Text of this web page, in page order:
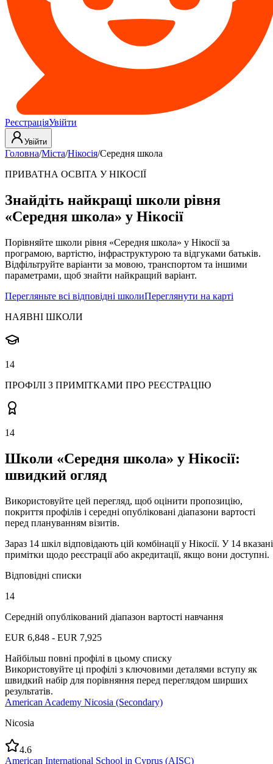
РеєстраціяУвійти
Увійти
Головна/Міста/Нікосія/Середня школа
ПРИВАТНА ОСВІТА У НІКОСІЇ
Знайдіть найкращі школи рівня
«Середня школа» у Нікосії
Порівняйте школи рівня «Середня школа» у Нікосії за
програмою, вартістю, інфраструктурою та відгуками батьків.
Відфільтруйте варіанти за мовою, транспортом та іншими
параметрами, щоб знайти найкращий варіант.
Перегляньте всі відповідні школиПереглянути на карті
НАЯВНІ ШКОЛИ
14
ПРОФІЛІ З ПРИМІТКАМИ ПРО РЕЄСТРАЦІЮ
14
Школи «Середня школа» у Нікосії:
швидкий огляд
Використовуйте цей перегляд, щоб оцінити пропозицію,
покриття профілів і середні опубліковані діапазони вартості
перед плануванням візитів.
Зараз 14 шкіл відповідають цій комбінації у Нікосії. У 14 вказані
примітки щодо реєстрації або акредитації, якщо вони доступні.
Відповідні списки
14
Середній опублікований діапазон вартості навчання
EUR 6,848 - EUR 7,925
Найбільш повні профілі в цьому списку
Використовуйте ці профілі з ключовими деталями вступу як
швидкий набір для порівняння перед переглядом ширших
результатів.
American Academy Nicosia (Secondary)
Nicosia
4.6
American International School in Cyprus (AISC)